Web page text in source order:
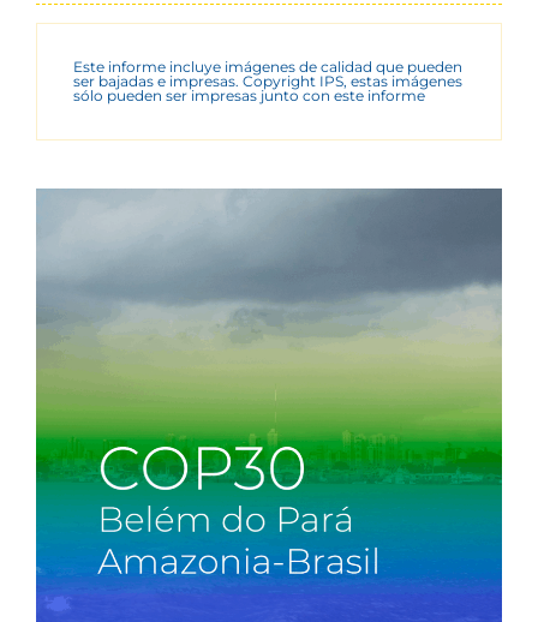
Este informe incluye imágenes de calidad que pueden
ser bajadas e impresas. Copyright IPS, estas imágenes
sólo pueden ser impresas junto con este informe